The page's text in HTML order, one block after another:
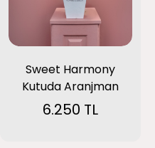
Sweet Harmony
Kutuda Aranjman
6.250 TL